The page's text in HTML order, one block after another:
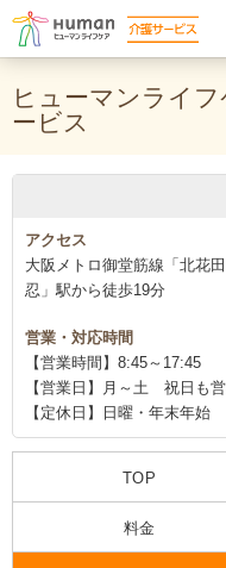
ヒューマンライ
ービス
アクセス
大阪メトロ御堂筋線「北花
忍」駅から徒歩19分
営業・対応時間
【営業時間】8:45～17:45
【営業日】月～土 祝日も営
【定休日】日曜・年末年始
TOP
料金